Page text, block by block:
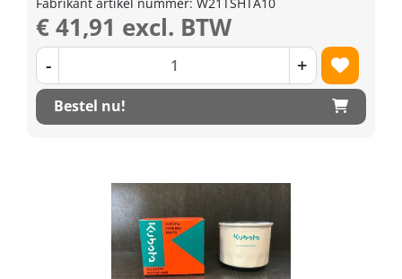
€ 41,91 excl. BTW
- +
Bestel nu!